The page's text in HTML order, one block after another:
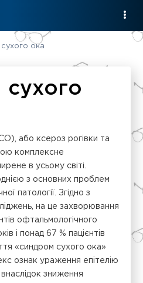
ока
або ксероз рогівки та
комплексне
в усьому світі.
з основних проблем
патології. Згідно з
на це захворювання
офтальмологічного
і понад 67 % пацієнтів
«синдром сухого ока»
ознак ураження епітелію
зниження